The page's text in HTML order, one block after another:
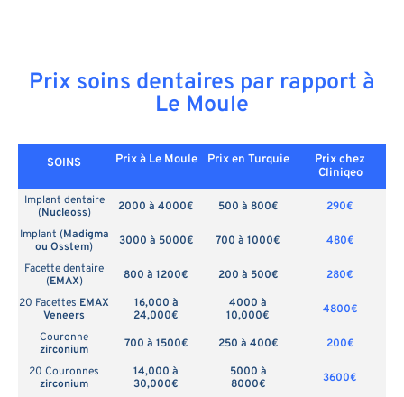
Prix soins dentaires par rapport à
Le Moule
SOINS Prix à Le Moule Prix en Turquie
Prix chez
Cliniqeo
Implant dentaire
(Nucleoss) 2000 à 4000€ 500 à 800€
290€
Implant (Madigma
ou Osstem) 3000 à 5000€ 700 à 1000€
480€
Facette dentaire
(EMAX) 800 à 1200€ 200 à 500€
280€
20 Facettes EMAX
Veneers
16,000 à
24,000€
4000 à
10,000€
4800€
Couronne
zirconium
700 à 1500€ 250 à 400€
200€
20 Couronnes
zirconium
14,000 à
30,000€
5000 à
8000€
3600€